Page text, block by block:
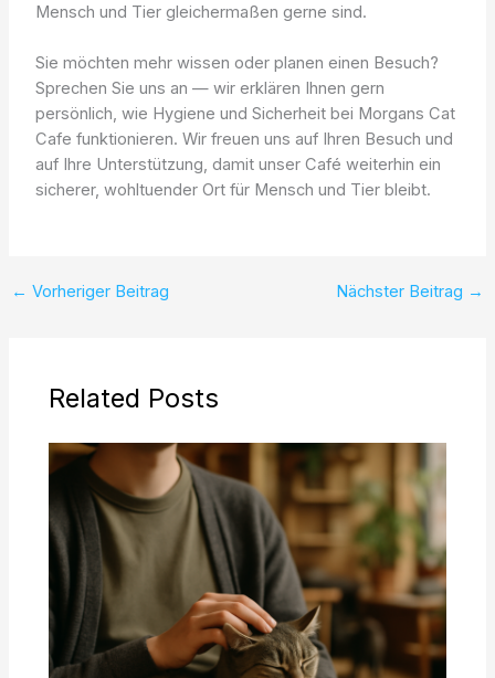
Mensch und Tier gleichermaßen gerne sind.
Sie möchten mehr wissen oder planen einen Besuch?
Sprechen Sie uns an — wir erklären Ihnen gern
persönlich, wie Hygiene und Sicherheit bei Morgans Cat
Cafe funktionieren. Wir freuen uns auf Ihren Besuch und
auf Ihre Unterstützung, damit unser Café weiterhin ein
sicherer, wohltuender Ort für Mensch und Tier bleibt.
← Vorheriger Beitrag Nächster Beitrag →
Related Posts